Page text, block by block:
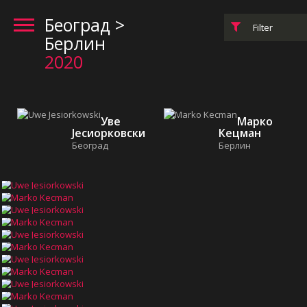
Београд >
Берлин
2020
Уве
Јесиорковски
Београд
Марко
Кецман
Берлин
Filter